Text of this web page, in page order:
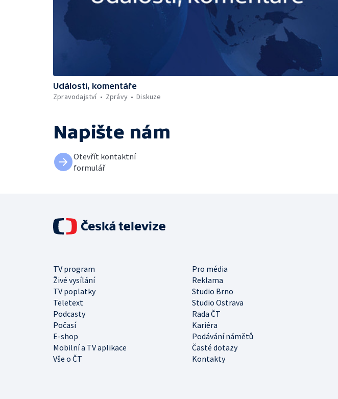
Události, komentáře
Zpravodajství
Zprávy Diskuze
Napište nám
Otevřít kontaktní
formulář
TV program
Pro média
Živé vysílání
Reklama
TV poplatky
Studio Brno
Teletext
Studio Ostrava
Podcasty
Rada ČT
Počasí
Kariéra
E-shop
Podávání námětů
Mobilní a TV aplikace
Časté dotazy
Vše o ČT
Kontakty